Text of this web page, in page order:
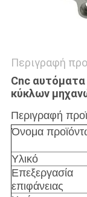
Περιγραφή
Cnc
κύκλων
Περιγραφή
Όνομα
Υλικό
Επεξεργασία
επιφάνειας